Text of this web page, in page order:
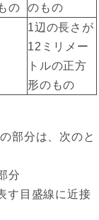
の
のもの
1辺の長さが
12ミリメー
トルの正方
形のもの
部分は、次のと
分
す目盛線に近接